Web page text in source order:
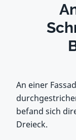
An einer
befand sich
Dreieck.